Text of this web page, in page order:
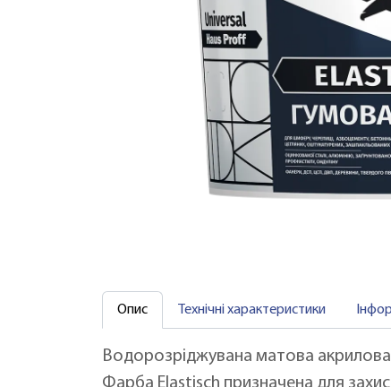
Опис Технічні характеристики
Водорозріджувана матова акрилова
Фарба Elastisch призначена для